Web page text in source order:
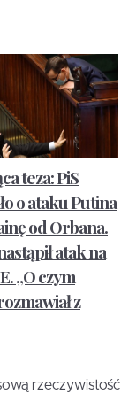
teza: PiS
o ataku Putina
od Orbana.
atak na
„O czym
z
rzeczywistość